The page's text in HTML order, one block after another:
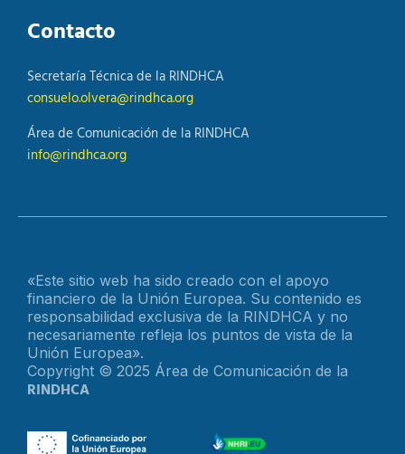
Contacto
Secretaría Técnica de la RINDHCA
consuelo.olvera@rindhca.org
Área de Comunicación de la RINDHCA
info@rindhca.org
«Este sitio web ha sido creado con el apoyo
financiero de la Unión Europea. Su contenido es
responsabilidad exclusiva de la RINDHCA y no
necesariamente refleja los puntos de vista de la
Unión Europea».
Copyright © 2025 Área de Comunicación de la
RINDHCA